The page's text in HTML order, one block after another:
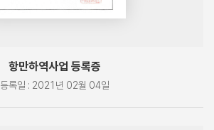
항만하역사업 등록증
등록일 : 2021년 02월 04일